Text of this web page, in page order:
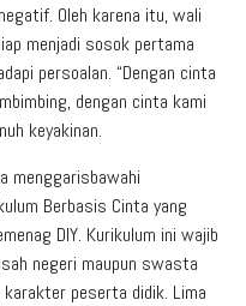
Oleh karena itu, wali
menjadi sosok pertama
persoalan. “Dengan cinta
dengan cinta kami
keyakinan.
menggarisbawahi
Berbasis Cinta yang
DIY. Kurikulum ini wajib
negeri maupun swasta
peserta didik. Lima